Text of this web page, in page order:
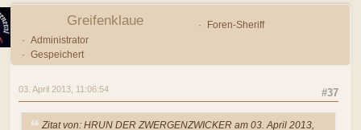
Greifenklaue
Foren-Sheriff
Administrator
Gespeichert
#37
03. April 2013, 11:06:54
Zitat von: HRUN DER ZWERGENZWICKER am 03. April 2013,